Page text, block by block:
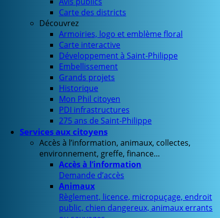
Carte des districts
Découvrez
Armoiries, logo et emblème floral
Carte interactive
Développement à Saint-Philippe
Embellissement
Grands projets
Historique
Mon Phil citoyen
PDI infrastructures
275 ans de Saint-Philippe
Services aux citoyens
Accès à l’information, animaux, collectes,
environnement, greffe, finance…
Accès à l’information
Demande d’accès
Animaux
Règlement, licence, micropuçage, endroit
public, chien dangereux, animaux errants